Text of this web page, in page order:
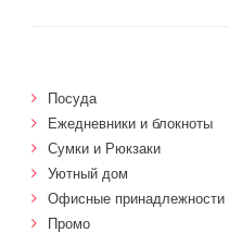
Посуда
Ежедневники и блокноты
Сумки и Рюкзаки
Уютный дом
Офисные принадлежности
Промо